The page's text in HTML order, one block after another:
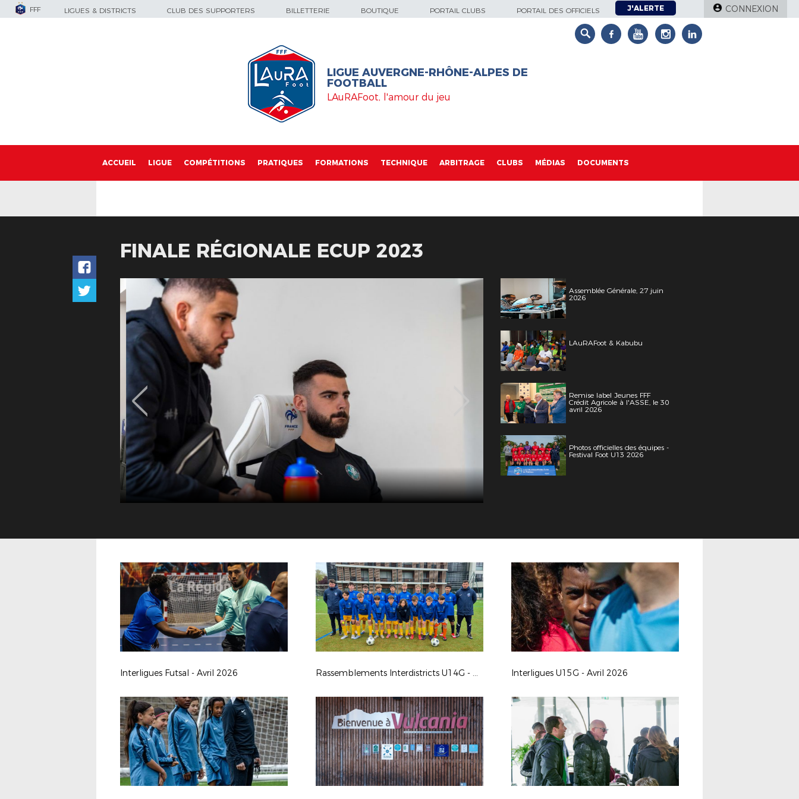
FFF LIGUES & DISTRICTS CLUB DES SUPPORTERS BILLETTERIE BOUTIQUE PORTAIL CLUBS PORTAIL DES OFFICIELS J'ALERTE CONNEXION
LIGUE AUVERGNE-RHÔNE-ALPES DE
FOOTBALL
LAuRAFoot, l'amour du jeu
ACCUEIL LIGUE COMPÉTITIONS PRATIQUES FORMATIONS TECHNIQUE ARBITRAGE CLUBS MÉDIAS DOCUMENTS
FINALE RÉGIONALE ECUP 2023
Assemblée Générale, 27 juin
2026
LAuRAFoot & Kabubu
Remise label Jeunes FFF
Crédit Agricole à l'ASSE, le 30
avril 2026
Photos officielles des équipes -
Festival Foot U13 2026
Interligues Futsal - Avril 2026 Rassemblements Interdistricts U14G - Avr. 2026 Interligues U15G - Avril 2026